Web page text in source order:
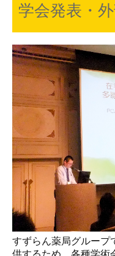
学会発表・
すずらん薬局グループ